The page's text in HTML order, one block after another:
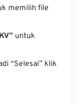
memilih file
untuk
“Selesai” klik